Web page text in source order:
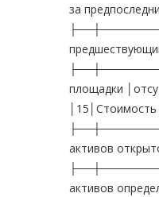
за
площадки
активов
активов